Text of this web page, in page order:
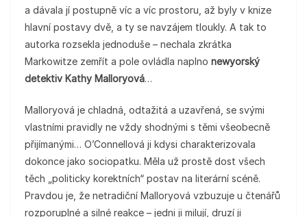
a dávala jí postupně víc a víc prostoru, až byly v knize
hlavní postavy dvě, a ty se navzájem tloukly. A tak to
autorka rozsekla jednoduše – nechala zkrátka
Markowitze zemřít a pole ovládla naplno newyorský
detektiv Kathy Malloryová…
Malloryová je chladná, odtažitá a uzavřená, se svými
vlastními pravidly ne vždy shodnými s těmi všeobecně
přijímanými… O’Connellová ji kdysi charakterizovala
dokonce jako sociopatku. Měla už prostě dost všech
těch „politicky korektních“ postav na literární scéně.
Pravdou je, že netradiční Malloryová vzbuzuje u čtenářů
rozporuplné a silné reakce – jedni ji milují, druzí ji